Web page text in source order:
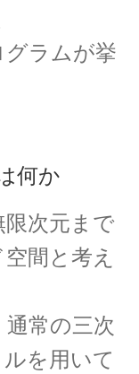
面温度を考察】
とめ
ァインマン他
ラムが挙
何か
次元まで
間と考え
通常の三次
を用いて